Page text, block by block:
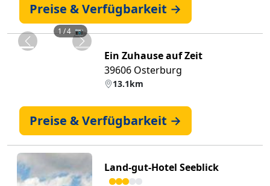
Preise & Verfügbarkeit →
Zurück Weiter
1/ 4 📷
Ein Zuhause auf Zeit
39606 Osterburg
13.1km
Preise & Verfügbarkeit →
Land-gut-Hotel Seeblick